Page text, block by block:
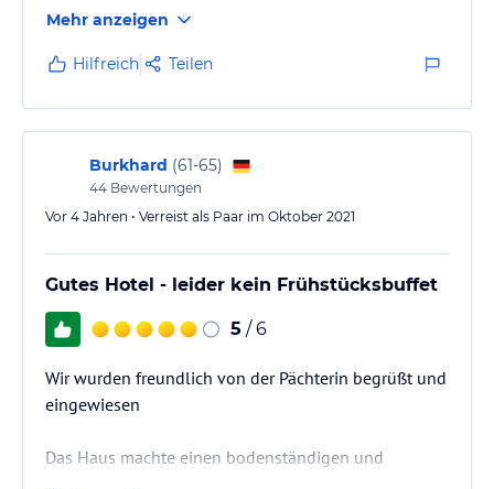
vermietete Wohnungen. Die Ferienwohnungen haben
unterschiedliche Größen und Zimmeranzahlen sowie
Terrasse oder Balkone. Kostenloser Parkplatz ist auch
vorhanden.
Mehr anzeigen
Hilfreich Teilen
Burkhard (61-65)
44 Bewertungen
Vor 4 Jahren • Verreist als Paar im Oktober 2021
Gutes Hotel - leider kein Frühstücksbuffet
5 / 6
Wir wurden freundlich von der Pächterin begrüßt und
eingewiesen
Das Haus machte einen bodenständigen und